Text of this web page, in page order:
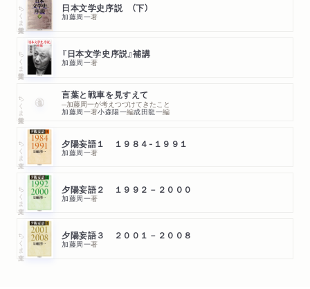
ちくま学芸文庫 日本文学史序説 （下）
加藤周一著
ちくま学芸文庫 『日本文学史序説』補講
加藤周一著
ちくま学芸文庫 言葉と戦車を見すえて
─加藤周一が考えつづけてきたこと
加藤周一著小森陽一編成田龍一編
ちくま文庫 夕陽妄語１ １９８４‐１９９１
加藤周一著
ちくま文庫 夕陽妄語２ １９９２－２０００
加藤周一著
ちくま文庫 夕陽妄語３ ２００１－２００８
加藤周一著